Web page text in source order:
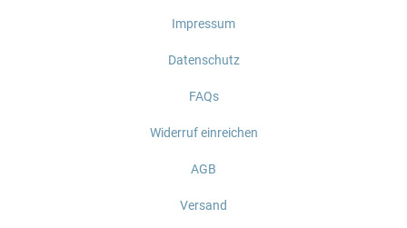
Impressum
Datenschutz
FAQs
Widerruf einreichen
AGB
Versand